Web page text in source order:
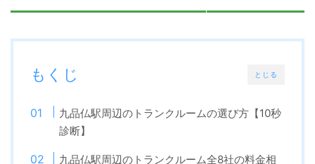
とじる
もくじ
九品仏駅周辺のトランクルームの選び方【10秒
診断】
九品仏駅周辺のトランクルーム全8社の料金相